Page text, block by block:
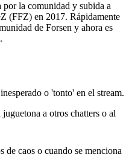
por la comunidad y subida a
(FFZ) en 2017. Rápidamente
de Forsen y ahora es
o 'tonto' en el stream.
a otros chatters o al
de caos o cuando se menciona